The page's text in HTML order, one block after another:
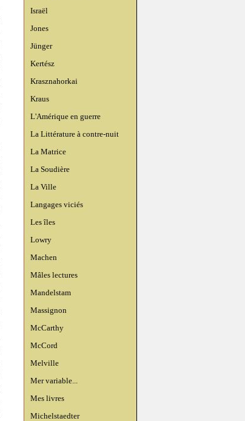
Israël
Jones
Jünger
Kertész
Krasznahorkai
Kraus
L'Amérique en guerre
La Littérature à contre-nuit
La Matrice
La Soudière
La Ville
Langages viciés
Les îles
Lowry
Machen
Mâles lectures
Mandelstam
Massignon
McCarthy
McCord
Melville
Mer variable...
Mes livres
Michelstaedter